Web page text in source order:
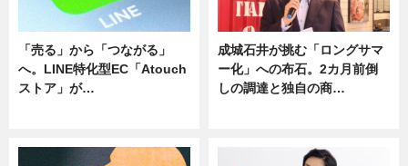
「売る」から「つながる」
へ。LINE特化型EC「Atouch
ストア」が…
成城石井が挑む「ロングサマ
ー化」への布石。2カ月前倒
しの調達と独自の商…